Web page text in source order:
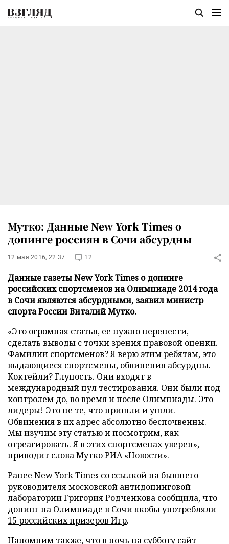
Мутко: Данные New York Times о
допинге россиян в Сочи абсурдны
12 мая 2016, 22:37 12
Данные газеты New York Times о допинге
российских спортсменов на Олимпиаде 2014 года
в Сочи являются абсурдными, заявил министр
спорта России Виталий Мутко.
«Это огромная статья, ее нужно перенести,
сделать выводы с точки зрения правовой оценки.
Фамилии спортсменов? Я верю этим ребятам, это
выдающиеся спортсмены, обвинения абсурдны.
Коктейли? Глупость. Они входят в
международный пул тестирования. Они были под
контролем до, во время и после Олимпиады. Это
лидеры! Это не те, что пришли и ушли.
Обвинения в их адрес абсолютно беспочвенны.
Мы изучим эту статью и посмотрим, как
отреагировать. Я в этих спортсменах уверен», -
приводит слова МуткоРИА «Новости».
Ранее New York Times со ссылкой на бывшего
руководителя московской антидопинговой
лаборатории Григория Родченкова сообщила, что
допинг на Олимпиаде в Сочиякобы употребляли
15 российских призеров Игр.
Напомним также, что в ночь на субботу сайт